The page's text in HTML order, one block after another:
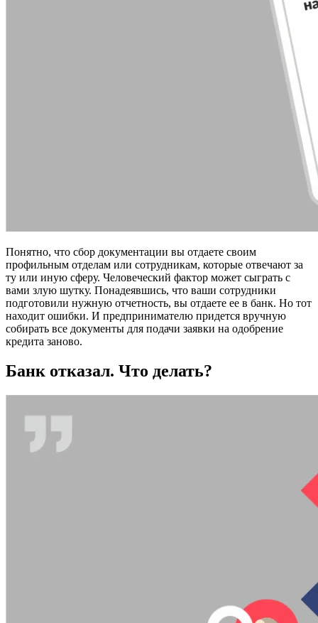
Понятно, что сбор документации вы отдаете своим
профильным отделам или сотрудникам, которые отвечают за
ту или иную сферу. Человеческий фактор может сыграть с
вами злую шутку. Понадеявшись, что ваши сотрудники
подготовили нужную отчетность, вы отдаете ее в банк. Но тот
находит ошибки. И предпринимателю придется вручную
собирать все документы для подачи заявки на одобрение
кредита заново.
Банк отказал. Что делать?